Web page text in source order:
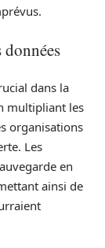
données
dans la
multipliant les
organisations
Les
en
ainsi de